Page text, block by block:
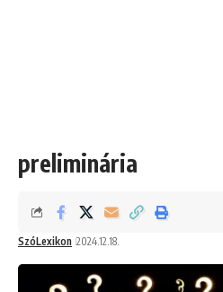
preliminária
SzóLexikon 2024.12.18.